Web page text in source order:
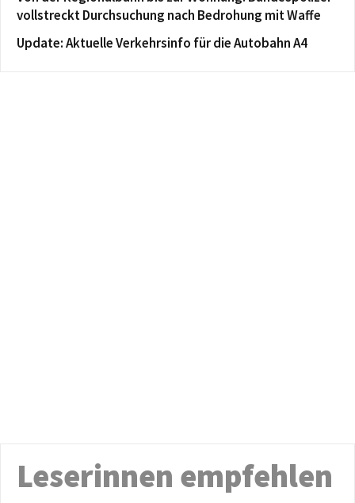
vollstreckt Durchsuchung nach Bedrohung mit Waffe
Update: Aktuelle Verkehrsinfo für die Autobahn A4
Leserinnen empfehlen